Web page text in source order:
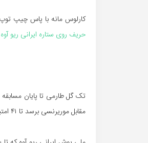
کارلوس مانه با پاس چیپ
حریف روی ستاره ایرانی ریو
تک گل طارمی تا پایان
مقابل موریرنسی برسد تا ۴۱ امتیازی شده و به رده ششم جدول لیگ برتر پرتغال صعود کند.